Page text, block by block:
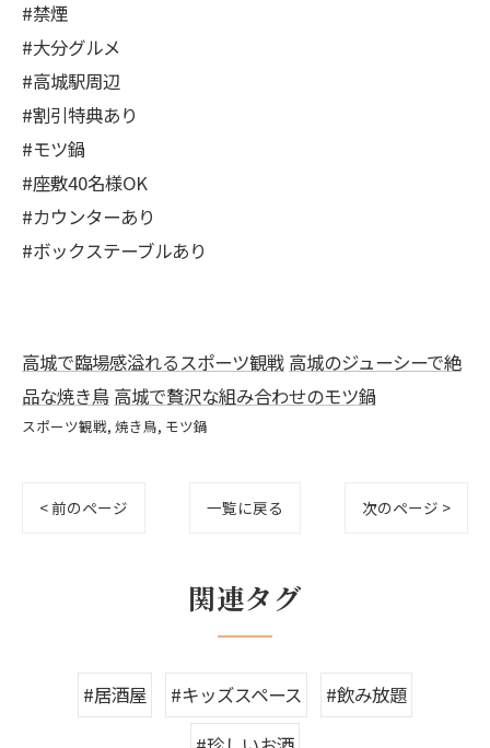
#禁煙
#大分グルメ
#高城駅周辺
#割引特典あり
#モツ鍋
#座敷40名様OK
#カウンターあり
#ボックステーブルあり
高城で臨場感溢れるスポーツ観戦 高城のジューシーで絶
品な焼き鳥 高城で贅沢な組み合わせのモツ鍋
スポーツ観戦 焼き鳥 モツ鍋
< 前のページ 一覧に戻る 次のページ >
関連タグ
#居酒屋 #キッズスペース
#飲み放題